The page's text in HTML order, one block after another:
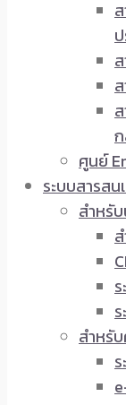
ศูนย์
ระบบสารสน
สำหรั
สำหรั